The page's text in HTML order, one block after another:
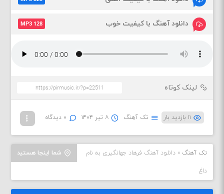
دانلود آهنگ با کیفیت خوب MP3 128
لینک کوتاه
۱۱ بازدید بار تک آهنگ ۸ تیر ۱۴۰۴ ۰ دیدگاه
شما اینجا هستید تک آهنگ »دانلود آهنگ فرهاد جهانگیری به نام
داغ